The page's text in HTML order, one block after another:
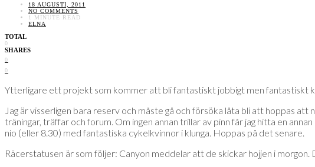
18 AUGUSTI, 2011
NO COMMENTS
1 MINUTE READ
ELNA
TOTAL
0
SHARES
0
0
Ytterligare ett projekt som kommer att bli fantastiskt jobbigt men fantastiskt
Jag är visserligen bara reserv och måste gå och försöka låta bli att hoppas
träningar, träffar och forum. Om ingen annan trillar av pinn får jag hitta en
nio (eller 8.30) med fantastiska cykelkvinnor i klunga. Hoppas på det senare.
Räcerstatusen är som följer: Canyon meddelar att de skickar hojjen i